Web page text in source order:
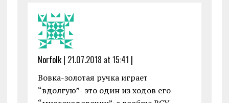
Norfolk | 21.07.2018 at 15:41 |
Вовка-золотая ручка играет
“вдолгую”- это один из ходов его